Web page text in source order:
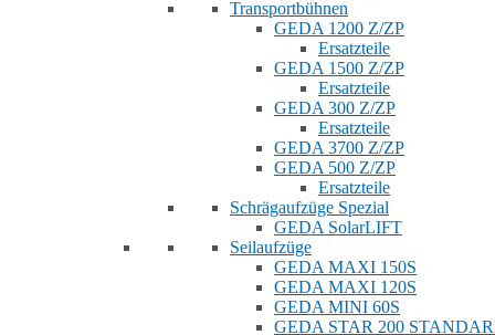
Transportbühnen
GEDA 1200 Z/ZP
Ersatzteile
GEDA 1500 Z/ZP
Ersatzteile
GEDA 300 Z/ZP
Ersatzteile
GEDA 3700 Z/ZP
GEDA 500 Z/ZP
Ersatzteile
Schrägaufzüge Spezial
GEDA SolarLIFT
Seilaufzüge
GEDA MAXI 150S
GEDA MAXI 120S
GEDA MINI 60S
GEDA STAR 200